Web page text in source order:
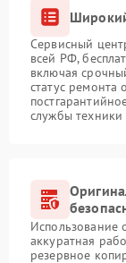
Сервисный
всей РФ,
включая
статус ремонта
службы техники
Использование
аккуратная
резервное